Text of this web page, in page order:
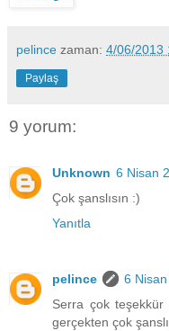
pelince zaman: 4/06/2013
Paylaş
9 yorum:
Unknown 6 Nisan
Çok şanslısın :)
Yanıtla
pelince
6
Serra çok
gerçekten çok